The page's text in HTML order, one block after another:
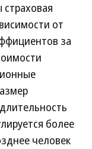
от
за
более
человек